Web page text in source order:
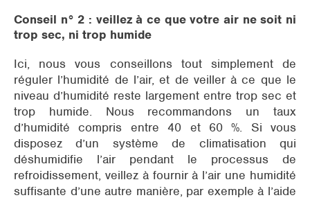
Conseil n° 2 : veillez à ce que votre air ne soit ni
trop sec, ni trop humide
Ici, nous vous conseillons tout simplement de
réguler l’humidité de l’air, et de veiller à ce que le
niveau d’humidité reste largement entre trop sec et
trop humide. Nous recommandons un taux
d’humidité compris entre 40 et 60 %. Si vous
disposez d’un système de climatisation qui
déshumidifie l’air pendant le processus de
refroidissement, veillez à fournir à l’air une humidité
suffisante d’une autre manière, par exemple à l’aide